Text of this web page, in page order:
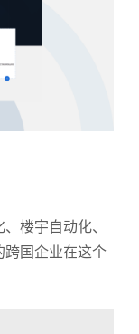
楼宇自动化、
跨国企业在这个